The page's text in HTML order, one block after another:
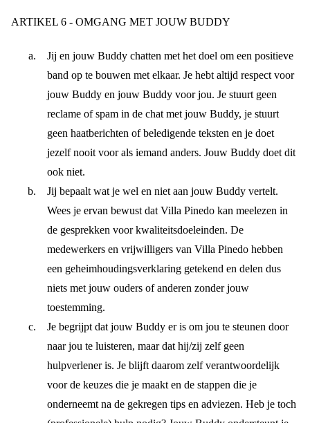
ARTIKEL 6 - OMGANG MET JOUW BUDDY
Jij en jouw Buddy chatten met het doel om een positieve
band op te bouwen met elkaar. Je hebt altijd respect voor
jouw Buddy en jouw Buddy voor jou. Je stuurt geen
reclame of spam in de chat met jouw Buddy, je stuurt
geen haatberichten of beledigende teksten en je doet
jezelf nooit voor als iemand anders. Jouw Buddy doet dit
ook niet.
Jij bepaalt wat je wel en niet aan jouw Buddy vertelt.
Wees je ervan bewust dat Villa Pinedo kan meelezen in
de gesprekken voor kwaliteitsdoeleinden. De
medewerkers en vrijwilligers van Villa Pinedo hebben
een geheimhoudingsverklaring getekend en delen dus
niets met jouw ouders of anderen zonder jouw
toestemming.
Je begrijpt dat jouw Buddy er is om jou te steunen door
naar jou te luisteren, maar dat hij/zij zelf geen
hulpverlener is. Je blijft daarom zelf verantwoordelijk
voor de keuzes die je maakt en de stappen die je
onderneemt na de gekregen tips en adviezen. Heb je toch